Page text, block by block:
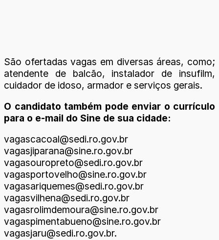
São ofertadas vagas em diversas áreas, como;
atendente de balcão, instalador de insufilm,
cuidador de idoso, armador e serviços gerais.
O candidato também pode enviar o currículo
para o e-mail do Sine de sua cidade:
vagascacoal@sedi.ro.gov.br
vagasjiparana@sine.ro.gov.br
vagasouropreto@sedi.ro.gov.br
vagasportovelho@sine.ro.gov.br
vagasariquemes@sedi.ro.gov.br
vagasvilhena@sedi.ro.gov.br
vagasrolimdemoura@sine.ro.gov.br
vagaspimentabueno@sine.ro.gov.br
vagasjaru@sedi.ro.gov.br.